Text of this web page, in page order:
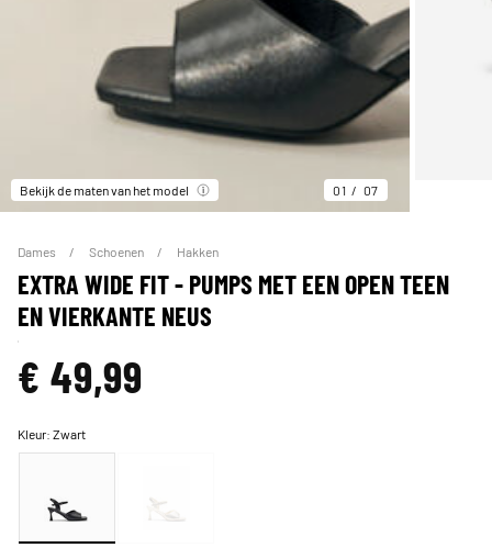
Bekijk de maten van het model 01 07
Dames Schoenen Hakken
EXTRA WIDE FIT - PUMPS MET EEN OPEN TEEN
EN VIERKANTE NEUS
€ 49,99
Kleur:Zwart